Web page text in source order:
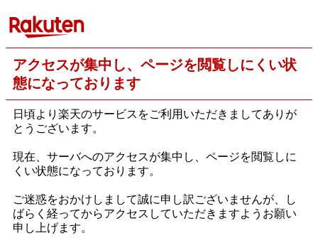
アクセスが集中し、ページを閲覧しにくい状
態になっております
日頃より楽天のサービスをご利用いただきましてありが
とうございます。
現在、サーバへのアクセスが集中し、ページを閲覧しに
くい状態になっております。
ご迷惑をおかけしまして誠に申し訳ございませんが、し
ばらく経ってからアクセスしていただきますようお願い
申し上げます。